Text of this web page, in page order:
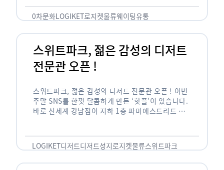
0차문화LOGIKET로지켓물류웨이팅유통
스위트파크, 젊은 감성의 디저트
전문관 오픈 !
스위트파크, 젊은 감성의 디저트 전문관 오픈 ! 이번
주말 SNS를 한껏 달콤하게 만든 ‘핫플’이 있습니다.
바로 신세계 강남점이 지하 1층 파미에스트리트 분
LOGIKET디저트디저트성지로지켓물류스위트파크